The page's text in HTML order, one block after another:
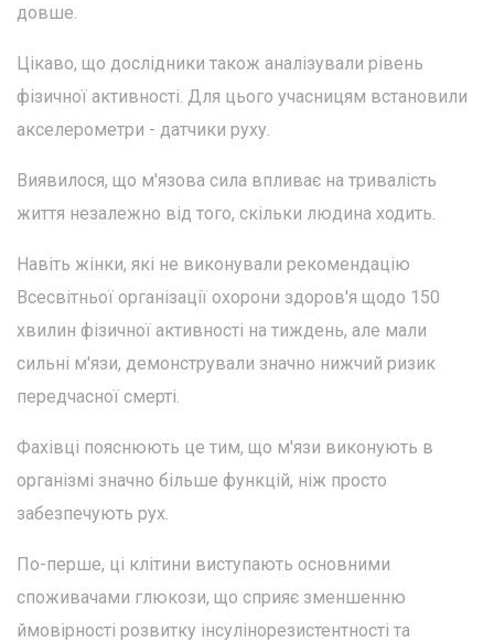
довше.
Цікаво, що дослідники також аналізували рівень
фізичної активності. Для цього учасницям встановили
акселерометри - датчики руху.
Виявилося, що м'язова сила впливає на тривалість
життя незалежно від того, скільки людина ходить.
Навіть жінки, які не виконували рекомендацію
Всесвітньої організації охорони здоров'я щодо 150
хвилин фізичної активності на тиждень, але мали
сильні м'язи, демонстрували значно нижчий ризик
передчасної смерті.
Фахівці пояснюють це тим, що м'язи виконують в
організмі значно більше функцій, ніж просто
забезпечують рух.
По-перше, ці клітини виступають основними
споживачами глюкози, що сприяє зменшенню
ймовірності розвитку інсулінорезистентності та